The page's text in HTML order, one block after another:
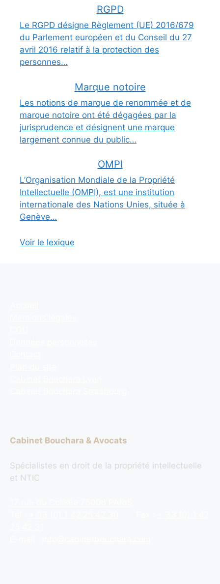
RGPD
Le RGPD désigne Règlement (UE) 2016/679
du Parlement européen et du Conseil du 27
avril 2016 relatif à la protection des
personnes…
Marque notoire
Les notions de marque de renommée et de
marque notoire ont été dégagées par la
jurisprudence et désignent une marque
largement connue du public…
OMPI
L’Organisation Mondiale de la Propriété
Intellectuelle (OMPI), est une institution
internationale des Nations Unies, située à
Genève…
Voir le lexique
Cabinet Bouchara & Avocats
Spécialistes en droit de la propriété intellectuelle
et NTIC